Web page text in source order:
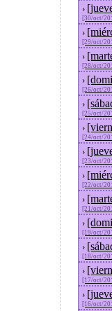
›
[30/oct/
›
[29/oct/
›
[28/oct/
›
[26/oct/
›
[25/oct/
›
[24/oct/
›
[23/oct/
›
[22/oct/
›
[21/oct/
›
[19/oct/
›
[18/oct/
›
[17/oct/
›
[16/oct/